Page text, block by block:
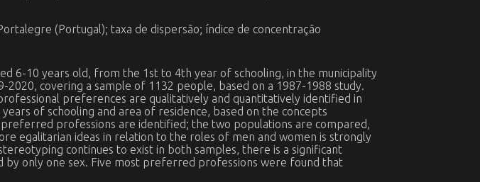
(Portugal); taxa de dispersão; índice de concentração
6-10 years old, from the 1st to 4th year of schooling, in the municipality
covering a sample of 1132 people, based on a 1987-1988 study.
preferences are qualitatively and quantitatively identified in
of schooling and area of residence, based on the concepts
professions are identified; the two populations are compared,
egalitarian ideas in relation to the roles of men and women is strongly
continues to exist in both samples, there is a significant
only one sex. Five most preferred professions were found that